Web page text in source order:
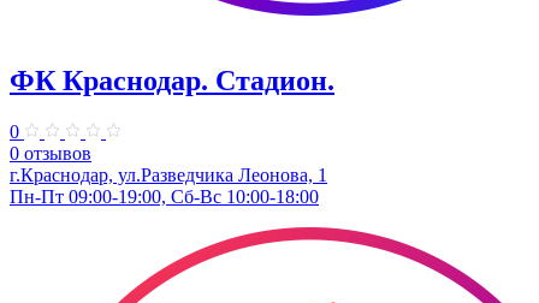
ФК Краснодар. Стадион.
0
0 отзывов
г.Краснодар, ул.Разведчика Леонова, 1
Пн-Пт 09:00-19:00, Сб-Вс 10:00-18:00